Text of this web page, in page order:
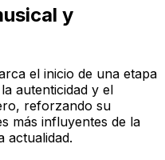
y
el inicio de una etapa
autenticidad y el
reforzando su
más influyentes de la
actualidad.